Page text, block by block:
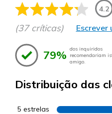
4.2
(37 críticas) Escrever
79% dos inquiridos
recomendariam
amigo.
Distribuição das
5 estrelas